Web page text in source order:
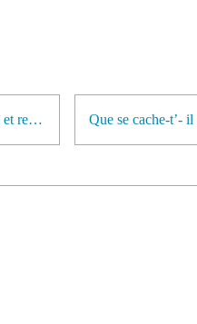
Hélène arrive à Compostelle et repart pour Tours